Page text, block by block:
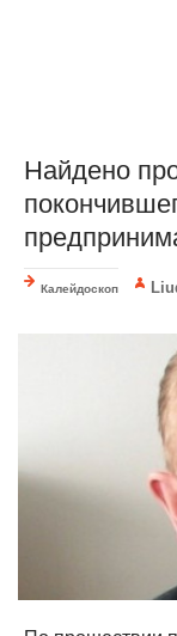
Найдено
Калейдоскоп